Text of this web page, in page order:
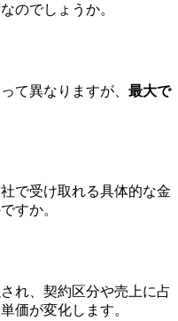
のでしょうか。
て異なりますが、 最大で
で受け取れる具体的な金
すか。
され、契約区分や売上に占
価が変化します。